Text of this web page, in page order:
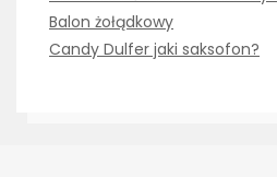
Balon żołądkowy
Candy Dulfer jaki saksofon?